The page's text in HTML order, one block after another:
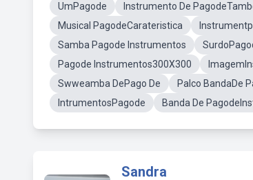
UmPagode
Instrumento De
Musical PagodeCarateristica
Samba Pagode Instrumentos
Pagode Instrumentos300X300
Swweamba DePago De
Palco BandaDe
IntrumentosPagode
Banda De
Sandra